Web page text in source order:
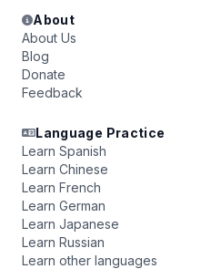
About
About Us
Blog
Donate
Feedback
Language Practice
Learn Spanish
Learn Chinese
Learn French
Learn German
Learn Japanese
Learn Russian
Learn other languages